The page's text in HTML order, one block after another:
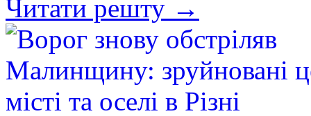
Читати решту →